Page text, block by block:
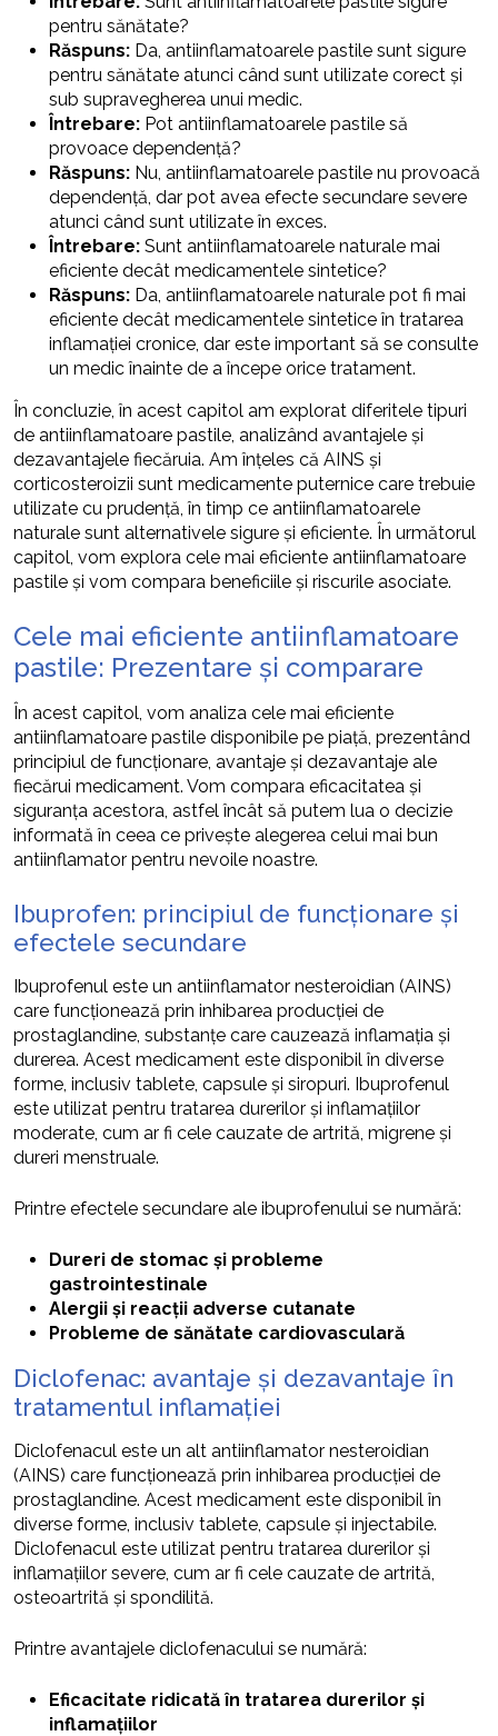
pentru sănătate?
Răspuns: Da, antiinflamatoarele pastile sunt sigure
pentru sănătate atunci când sunt utilizate corect și
sub supravegherea unui medic.
Întrebare: Pot antiinflamatoarele pastile să
provoace dependență?
Răspuns: Nu, antiinflamatoarele pastile nu provoacă
dependență, dar pot avea efecte secundare severe
atunci când sunt utilizate în exces.
Întrebare: Sunt antiinflamatoarele naturale mai
eficiente decât medicamentele sintetice?
Răspuns: Da, antiinflamatoarele naturale pot fi mai
eficiente decât medicamentele sintetice în tratarea
inflamației cronice, dar este important să se consulte
un medic înainte de a începe orice tratament.
În concluzie, în acest capitol am explorat diferitele tipuri
de antiinflamatoare pastile, analizând avantajele și
dezavantajele fiecăruia. Am înțeles că AINS și
corticosteroizii sunt medicamente puternice care trebuie
utilizate cu prudență, în timp ce antiinflamatoarele
naturale sunt alternativele sigure și eficiente. În următorul
capitol, vom explora cele mai eficiente antiinflamatoare
pastile și vom compara beneficiile și riscurile asociate.
Cele mai eficiente antiinflamatoare
pastile: Prezentare și comparare
În acest capitol, vom analiza cele mai eficiente
antiinflamatoare pastile disponibile pe piață, prezentând
principiul de funcționare, avantaje și dezavantaje ale
fiecărui medicament. Vom compara eficacitatea și
siguranța acestora, astfel încât să putem lua o decizie
informată în ceea ce privește alegerea celui mai bun
antiinflamator pentru nevoile noastre.
Ibuprofen: principiul de funcționare și
efectele secundare
Ibuprofenul este un antiinflamator nesteroidian (AINS)
care funcționează prin inhibarea producției de
prostaglandine, substanțe care cauzează inflamația și
durerea. Acest medicament este disponibil în diverse
forme, inclusiv tablete, capsule și siropuri. Ibuprofenul
este utilizat pentru tratarea durerilor și inflamațiilor
moderate, cum ar fi cele cauzate de artrită, migrene și
dureri menstruale.
Printre efectele secundare ale ibuprofenului se numără:
Dureri de stomac și probleme
gastrointestinale
Alergii și reacții adverse cutanate
Probleme de sănătate cardiovasculară
Diclofenac: avantaje și dezavantaje în
tratamentul inflamației
Diclofenacul este un alt antiinflamator nesteroidian
(AINS) care funcționează prin inhibarea producției de
prostaglandine. Acest medicament este disponibil în
diverse forme, inclusiv tablete, capsule și injectabile.
Diclofenacul este utilizat pentru tratarea durerilor și
inflamațiilor severe, cum ar fi cele cauzate de artrită,
osteoartrită și spondilită.
Printre avantajele diclofenacului se numără:
Eficacitate ridicată în tratarea durerilor și
inflamațiilor